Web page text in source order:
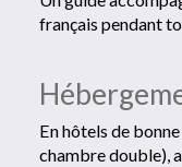
français pendant
En hôtels de
chambre double),